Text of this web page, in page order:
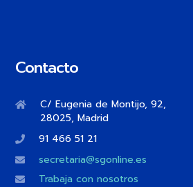
Contacto
C/ Eugenia de Montijo, 92,
28025, Madrid
91 466 51 21
secretaria@sgonline.es
Trabaja con nosotros